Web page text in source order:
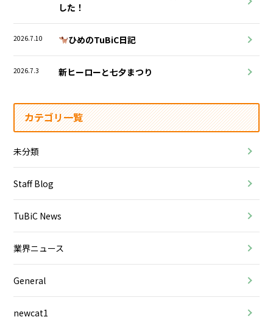
した！
2026.7.10 ひめのTuBiC日記
2026.7.3 新ヒーローと七夕まつり
カテゴリ一覧
未分類
Staff Blog
TuBiC News
業界ニュース
General
newcat1